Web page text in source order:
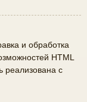
и обработка
HTML
с